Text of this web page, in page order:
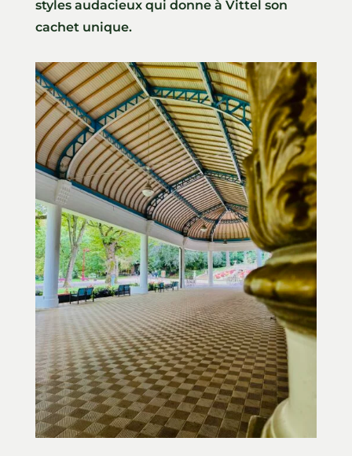
styles audacieux qui donne à Vittel son
cachet unique.